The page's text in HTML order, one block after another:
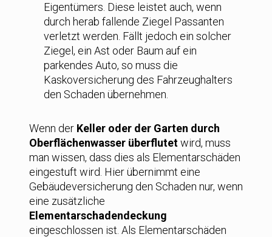
Eigentümers. Diese leistet auch, wenn
durch herab fallende Ziegel Passanten
verletzt werden. Fällt jedoch ein solcher
Ziegel, ein Ast oder Baum auf ein
parkendes Auto, so muss die
Kaskoversicherung des Fahrzeughalters
den Schaden übernehmen.
Wenn der Keller oder der Garten durch
Oberflächenwasser überflutetwird, muss
man wissen, dass dies als Elementarschäden
eingestuft wird. Hier übernimmt eine
Gebäudeversicherung den Schaden nur, wenn
eine zusätzliche
Elementarschadendeckung
eingeschlossen ist. Als Elementarschäden